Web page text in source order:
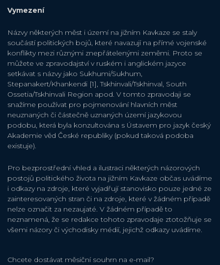
Vymezení
Názvy některých měst i území na jižním Kavkaze se staly
součástí politických bojů, které navazují na přímé vojenské
konflikty mezi různými znepřátelenými zeměmi. Proto se
můžete ve zpravodajství v ruském i anglickém jazyce
setkávat s názvy jako Sukhumi/Sukhum,
Stepanakert/Khankendi [1], Tskhinvali/Tskhinval, South
Ossetia/Tskhinvali Region apod. V tomto zpravodaji se
snažíme používat pro pojmenování hlavních měst
neuznaných či částečně uznaných území jazykovou
podobu, která byla konzultována s Ústavem pro jazyk český
Akademie věd České republiky (pokud taková podoba
existuje).
Pro bezprostřední vhled a ilustraci některých názorových
postojů politického života na jižním Kavkaze občas uvádíme
i odkazy na zdroje, které vyjadřují stanovisko pouze jedné ze
zainteresovaných stran či na zdroje, které v žádném případě
nelze označit za nezaujaté. V žádném případě to
neznamená, že se redakce tohoto zpravodaje ztotožňuje se
všemi názory či východisky médií, jejichž odkazy uvádíme.
Chcete dostávat měsiční souhrn na e-mail?